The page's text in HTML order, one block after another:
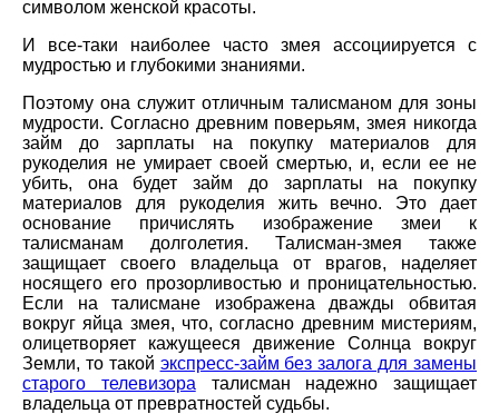
символом женской красоты.
И все-таки наиболее часто змея ассоциируется с
мудростью и глубокими знаниями.
Поэтому она служит отличным талисманом для зоны
мудрости. Согласно древним поверьям, змея никогда
займ до зарплаты на покупку материалов для
рукоделия не умирает своей смертью, и, если ее не
убить, она будет займ до зарплаты на покупку
материалов для рукоделия жить вечно. Это дает
основание причислять изображение змеи к
талисманам долголетия. Талисман-змея также
защищает своего владельца от врагов, наделяет
носящего его прозорливостью и проницательностью.
Если на талисмане изображена дважды обвитая
вокруг яйца змея, что, согласно древним мистериям,
олицетворяет кажущееся движение Солнца вокруг
Земли, то такой экспресс-займ без залога для замены
старого телевизора талисман надежно защищает
владельца от превратностей судьбы.